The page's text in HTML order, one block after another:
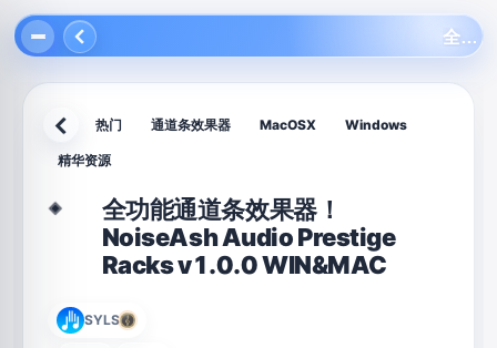
返回 热门 通道条效果器 MacOSX Windows
精华资源
◈
全功能通道条效果器！
NoiseAsh Audio Prestige
Racks v1.0.0 WIN&MAC
SYLS
全功能通道条效果器！NoiseAsh Audio Prestige Racks v1.0.0 WIN&MAC